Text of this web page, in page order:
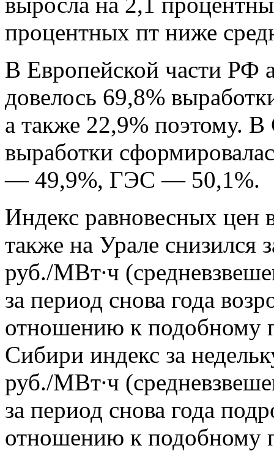
процентных пт ниже
В Европейской части РФ
довелось 69,8%
а также 22,9% поэтому.
выработки
— 49,9%, ГЭС — 50,1%.
Индекс равновесных цен
также на Урале снизился
руб./МВт∙ч
за период снова года
отношению к подобному
Сибири индекс за
руб./МВт∙ч
за период снова года
отношению к подобному